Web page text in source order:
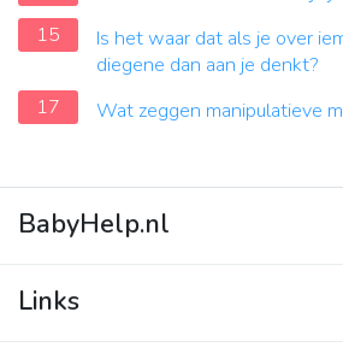
15
Is het waar dat als je over
diegene dan aan je denkt?
17
Wat zeggen manipulatieve
BabyHelp.nl
Vraag & Antwoord
Links